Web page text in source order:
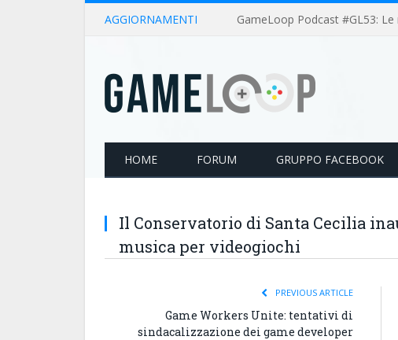
AGGIORNAMENTI
HOME FORUM GRUPPO FACEBOOK
Il Conservatorio di Santa Cecilia
musica per videogiochi
PREVIOUS ARTICLE
Game Workers Unite: tentativi di
sindacalizzazione dei game developer